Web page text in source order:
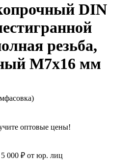
DIN
резьба,
M7x16 мм
оптовые цены!
000 ₽ от юр. лиц